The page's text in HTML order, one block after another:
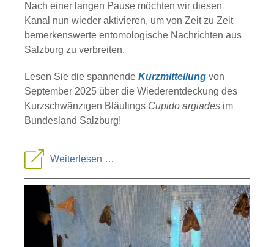
Nach einer langen Pause möchten wir diesen
Kanal nun wieder aktivieren, um von Zeit zu Zeit
bemerkenswerte entomologische Nachrichten aus
Salzburg zu verbreiten.
Lesen Sie die spannende Kurzmitteilung von
September 2025 über die Wiederentdeckung des
Kurzschwänzigen Bläulings Cupido argiades im
Bundesland Salzburg!
Weiterlesen …
der
Entomologischen
Arbeitsgemeinschaft
(Sept.